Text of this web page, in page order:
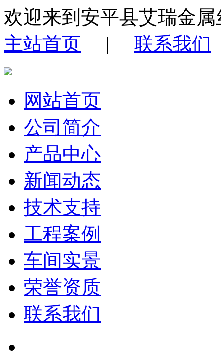
欢迎来到安平县艾瑞金
主站首页 | 联系我们
网站首页
公司简介
产品中心
新闻动态
技术支持
工程案例
车间实景
荣誉资质
联系我们